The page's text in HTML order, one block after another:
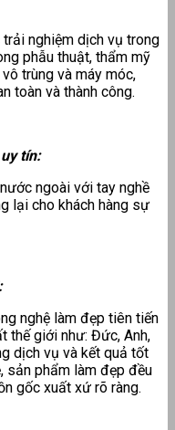
nghiệm dịch vụ trong
phẫu thuật, thẩm mỹ
trùng và máy móc,
toàn và thành công.
tín:
ngoài với tay nghề
lại cho khách hàng sự
nghệ làm đẹp tiên tiến
thế giới như: Đức, Anh,
dịch vụ và kết quả tốt
sản phẩm làm đẹp đều
gốc xuất xứ rõ ràng.